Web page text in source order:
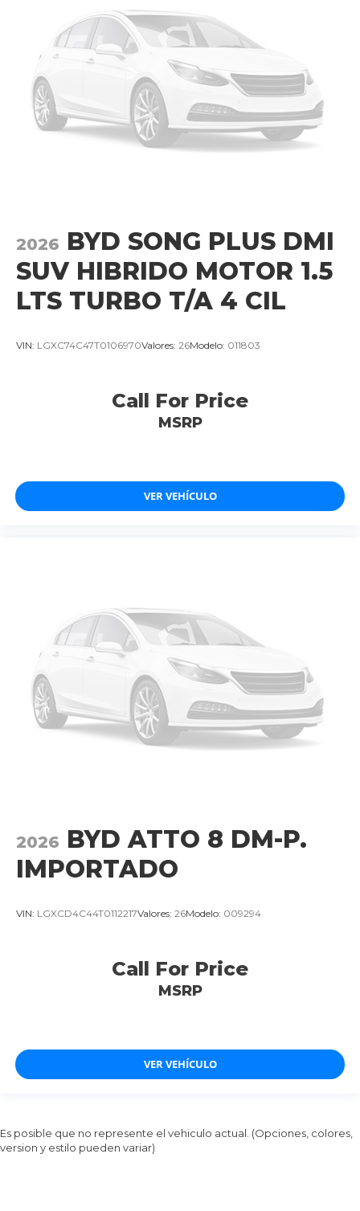
2026 BYD SONG PLUS DMI
SUV HIBRIDO MOTOR 1.5
LTS TURBO T/A 4 CIL
VIN: LGXC74C47T0106970Valores: 26Modelo: 011803
Call For Price
MSRP
VER VEHÍCULO
2026 BYD ATTO 8 DM-P.
IMPORTADO
VIN: LGXCD4C44T0112217Valores: 26Modelo: 009294
Call For Price
MSRP
VER VEHÍCULO
Es posible que no represente el vehiculo actual. (Opciones, colores,
version y estilo pueden variar)